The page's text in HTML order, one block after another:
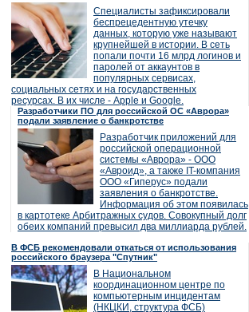
Специалисты зафиксировали
беспрецедентную утечку
данных, которую уже называют
крупнейшей в истории. В сеть
попали почти 16 млрд логинов и
паролей от аккаунтов в
популярных сервисах,
социальных сетях и на государственных
ресурсах. В их числе - Apple и Google.
Разработчики ПО для российской ОС «Аврора»
подали заявление о банкротстве
Разработчик приложений для
российской операционной
системы «Аврора» - ООО
«Авроид», а также IT-компания
ООО «Гиперус» подали
заявления о банкротстве.
Информация об этом появилась
в картотеке Арбитражных судов. Совокупный долг
обеих компаний превысил два миллиарда рублей.
В ФСБ рекомендовали откаться от использования
российского браузера "Спутник"
В Национальном
координационном центре по
компьютерным инцидентам
(НКЦКИ, структура ФСБ)